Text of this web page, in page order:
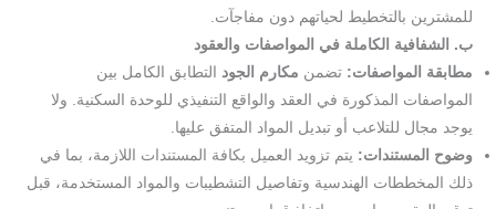
للمشترين بالتخطيط لحياتهم دون مفاجآت.
ب. الشفافية الكاملة في المواصفات والعقود
مطابقة المواصفات: تضمن مكارم الجود التطابق الكامل بين
المواصفات المذكورة في العقد والواقع التنفيذي للوحدة السكنية. ولا
يوجد مجال للتلاعب أو تبديل المواد المتفق عليها.
وضوح المستندات: يتم تزويد العميل بكافة المستندات اللازمة، بما في
ذلك المخططات الهندسية وتفاصيل التشطيبات والمواد المستخدمة، قبل